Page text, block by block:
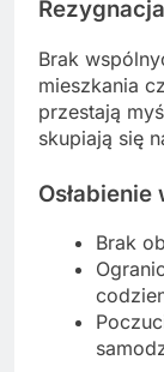
Brak
mieszkania
przestają
skupiają się
Brak